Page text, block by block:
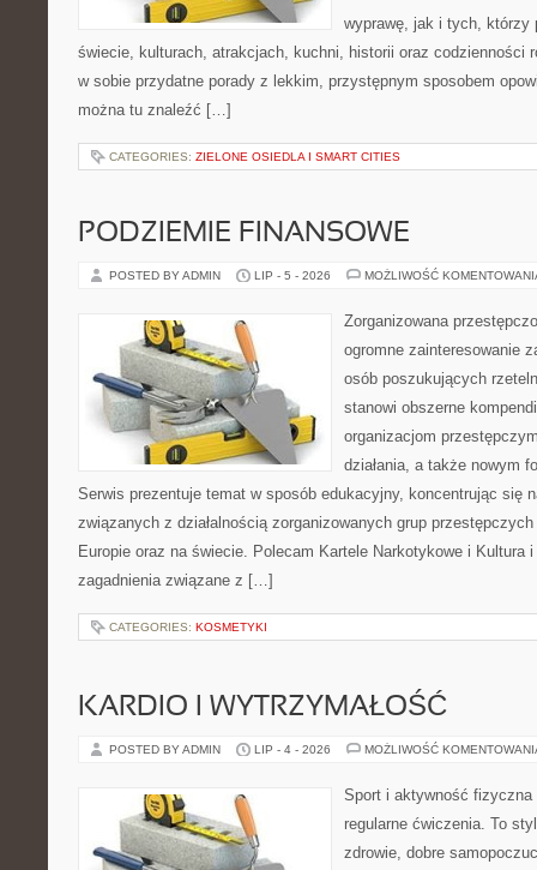
wyprawę, jak i tych, którzy
świecie, kulturach, atrakcjach, kuchni, historii oraz codzienności
w sobie przydatne porady z lekkim, przystępnym sposobem
można tu znaleźć […]
CATEGORIES: ZIELONE OSIEDLA I SMART CITIES
PODZIEMIE FINANSOWE
POSTED BY ADMIN LIP - 5 - 2026 MOŻLIWOŚĆ
Zorganizowana
ogromne zainteresowanie
osób poszukujących
stanowi obszerne
organizacjom
działania, a także nowym
Serwis prezentuje temat w sposób edukacyjny, koncentrując się
związanych z działalnością zorganizowanych grup
Europie oraz na świecie. Polecam Kartele Narkotykowe i Kultura
zagadnienia związane z […]
CATEGORIES: KOSMETYKI
KARDIO I WYTRZYMAŁOŚĆ
POSTED BY ADMIN LIP - 4 - 2026 MOŻLIWOŚĆ
Sport i aktywność
regularne ćwiczenia. To
zdrowie, dobre